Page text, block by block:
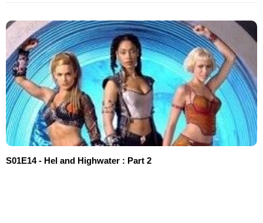
S01E14 - Hel and Highwater : Part 2